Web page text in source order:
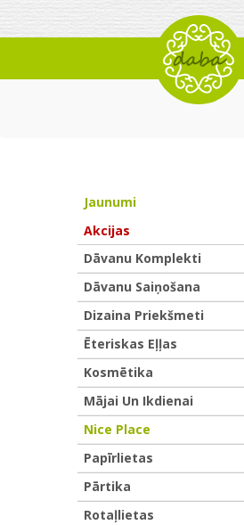
Jaunumi
Akcijas
Dāvanu Komplekti
Dāvanu Saiņošana
Dizaina Priekšmeti
Ēteriskas Eļļas
Kosmētika
Mājai Un Ikdienai
Nice Place
Papīrlietas
Pārtika
Rotaļlietas